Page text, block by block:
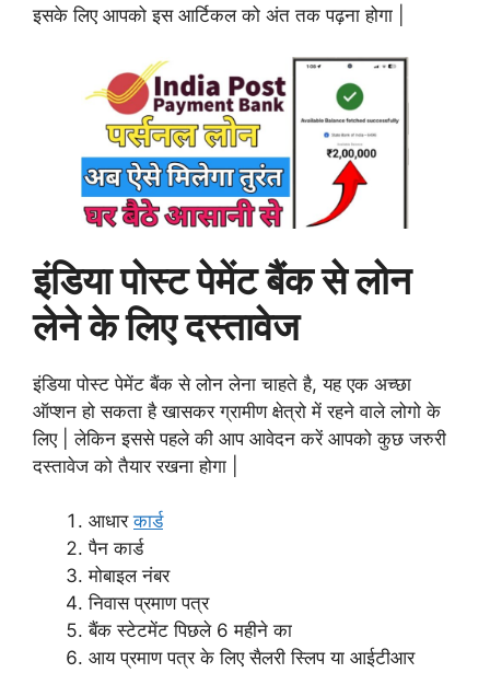
इसके लिए आपको इस आर्टिकल को अंत तक पढ़ना होगा |
इंडिया पोस्ट पेमेंट बैंक से लोन
लेने के लिए दस्तावेज
इंडिया पोस्ट पेमेंट बैंक से लोन लेना चाहते है, यह एक अच्छा
ऑप्शन हो सकता है खासकर ग्रामीण क्षेत्रो में रहने वाले लोगो के
लिए | लेकिन इससे पहले की आप आवेदन करें आपको कुछ जरुरी
दस्तावेज को तैयार रखना होगा |
आधारकार्ड
पैन कार्ड
मोबाइल नंबर
निवास प्रमाण पत्र
बैंक स्टेटमेंट पिछले 6 महीने का
आय प्रमाण पत्र के लिए सैलरी स्लिप या आईटीआर